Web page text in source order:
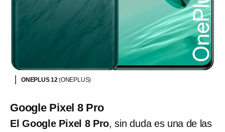
ONEPLUS 12 (ONEPLUS)
Google Pixel 8 Pro
El Google Pixel 8 Pro, sin duda es una de las